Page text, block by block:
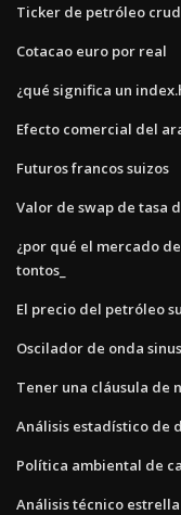
Ticker de petróleo
Cotacao euro por real
¿qué significa un
Efecto comercial del
Futuros francos suizos
Valor de swap de tasa
¿por qué el mercado
tontos_
El precio del petróleo
Oscilador de onda
Tener una cláusula de
Análisis estadístico de
Política ambiental de
Análisis técnico